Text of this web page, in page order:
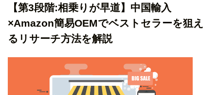
【第3段階:相乗りが早道】中国輸入
×Amazon簡易OEMでベストセラーを狙え
るリサーチ方法を解説